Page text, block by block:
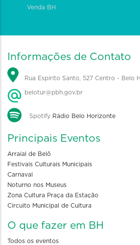
Venda BH
Informações de Contato
Rua Espírito Santo, 527 Centro - Belo
belotur@pbh.gov.br
Spotify Rádio Belo Horizonte
Principais Eventos
Arraial de Belô
Festivais Culturais Municipais
Carnaval
Noturno nos Museus
Zona Cultura Praça da Estação
Circuito Municipal de Cultura
O que fazer em BH
Todos os eventos